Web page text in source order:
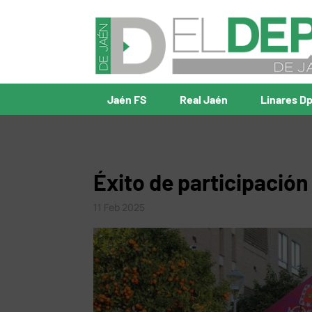
Jaén FS Real Jaén Linares
Éxito de participación